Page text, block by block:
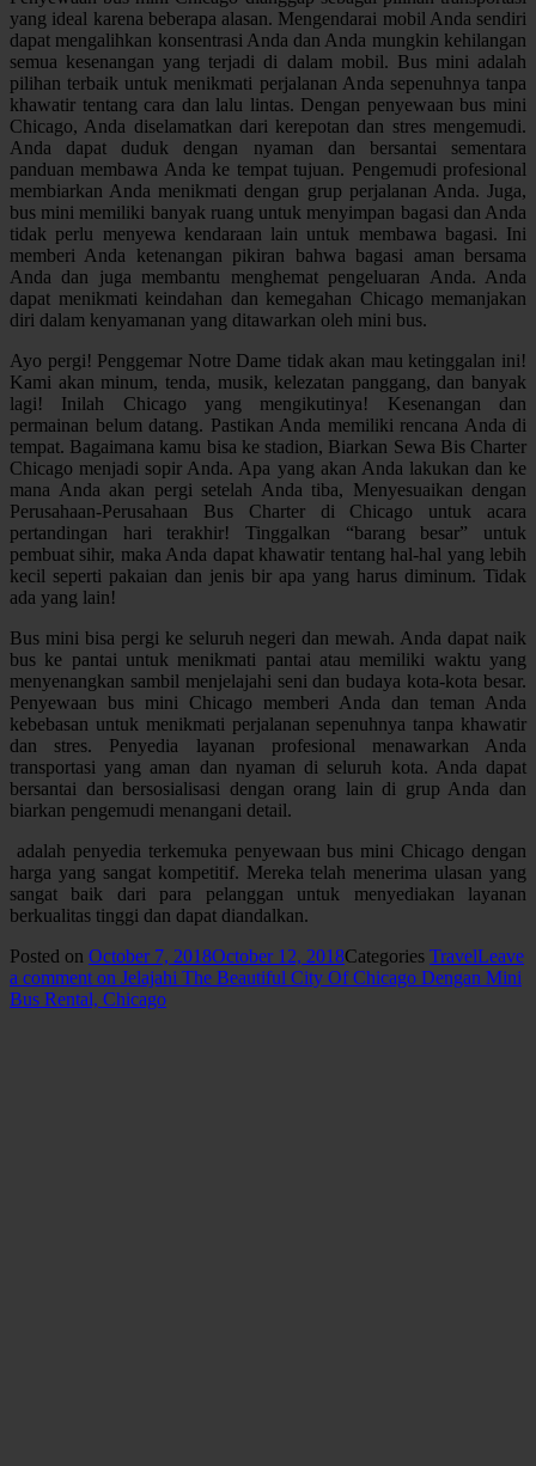
yang ideal karena beberapa alasan. Mengendarai mobil Anda sendiri
dapat mengalihkan konsentrasi Anda dan Anda mungkin kehilangan
semua kesenangan yang terjadi di dalam mobil. Bus mini adalah
pilihan terbaik untuk menikmati perjalanan Anda sepenuhnya tanpa
khawatir tentang cara dan lalu lintas. Dengan penyewaan bus mini
Chicago, Anda diselamatkan dari kerepotan dan stres mengemudi.
Anda dapat duduk dengan nyaman dan bersantai sementara
panduan membawa Anda ke tempat tujuan. Pengemudi profesional
membiarkan Anda menikmati dengan grup perjalanan Anda. Juga,
bus mini memiliki banyak ruang untuk menyimpan bagasi dan Anda
tidak perlu menyewa kendaraan lain untuk membawa bagasi. Ini
memberi Anda ketenangan pikiran bahwa bagasi aman bersama
Anda dan juga membantu menghemat pengeluaran Anda. Anda
dapat menikmati keindahan dan kemegahan Chicago memanjakan
diri dalam kenyamanan yang ditawarkan oleh mini bus.
Ayo pergi! Penggemar Notre Dame tidak akan mau ketinggalan ini!
Kami akan minum, tenda, musik, kelezatan panggang, dan banyak
lagi! Inilah Chicago yang mengikutinya! Kesenangan dan
permainan belum datang. Pastikan Anda memiliki rencana Anda di
tempat. Bagaimana kamu bisa ke stadion, Biarkan Sewa Bis Charter
Chicago menjadi sopir Anda. Apa yang akan Anda lakukan dan ke
mana Anda akan pergi setelah Anda tiba, Menyesuaikan dengan
Perusahaan-Perusahaan Bus Charter di Chicago untuk acara
pertandingan hari terakhir! Tinggalkan “barang besar” untuk
pembuat sihir, maka Anda dapat khawatir tentang hal-hal yang lebih
kecil seperti pakaian dan jenis bir apa yang harus diminum. Tidak
ada yang lain!
Bus mini bisa pergi ke seluruh negeri dan mewah. Anda dapat naik
bus ke pantai untuk menikmati pantai atau memiliki waktu yang
menyenangkan sambil menjelajahi seni dan budaya kota-kota besar.
Penyewaan bus mini Chicago memberi Anda dan teman Anda
kebebasan untuk menikmati perjalanan sepenuhnya tanpa khawatir
dan stres. Penyedia layanan profesional menawarkan Anda
transportasi yang aman dan nyaman di seluruh kota. Anda dapat
bersantai dan bersosialisasi dengan orang lain di grup Anda dan
biarkan pengemudi menangani detail.
adalah penyedia terkemuka penyewaan bus mini Chicago dengan
harga yang sangat kompetitif. Mereka telah menerima ulasan yang
sangat baik dari para pelanggan untuk menyediakan layanan
berkualitas tinggi dan dapat diandalkan.
Posted on October 7, 2018October 12, 2018Categories TravelLeave
a comment on Jelajahi The Beautiful City Of Chicago Dengan Mini
Bus Rental, Chicago